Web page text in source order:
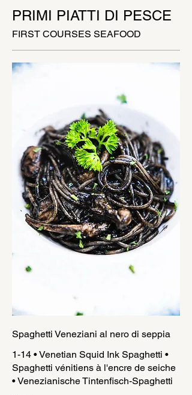
PRIMI PIATTI DI PESCE
FIRST COURSES SEAFOOD
Spaghetti Veneziani al nero di seppia
1-14 • Venetian Squid Ink Spaghetti •
Spaghetti vénitiens à l'encre de seiche
• Venezianische Tintenfisch-Spaghetti